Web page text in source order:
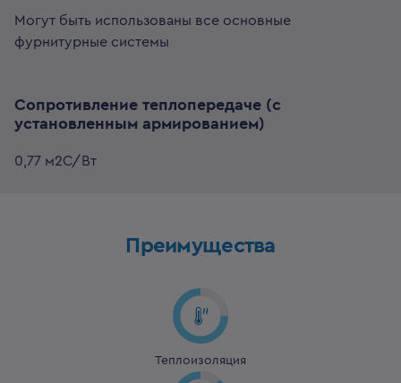
Могут быть использованы все основные
фурнитурные системы
Сопротивление теплопередаче (с
установленным армированием)
0,77 м2С/Вт
Преимущества
Теплоизоляция